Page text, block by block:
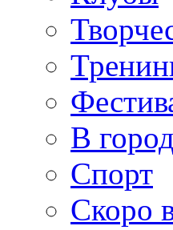
В
Спорт
Скоро